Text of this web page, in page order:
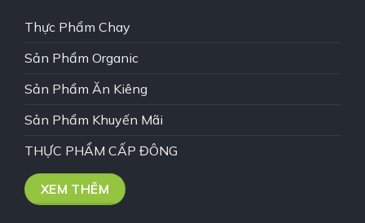
Thực Phẩm Chay
Sản Phẩm Organic
Sản Phẩm Ăn Kiêng
Sản Phẩm Khuyến Mãi
THỰC PHẨM CẤP ĐÔNG
XEM THÊM